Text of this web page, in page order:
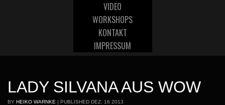
VIDEO
WORKSHOPS
KONTAKT
IMPRESSUM
LADY SILVANA AUS WOW
BY HEIKO WARNKE | PUBLISHED DEZ. 16 2013